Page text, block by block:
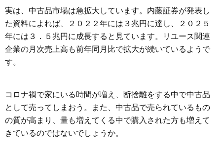
実は、中古品市場は急拡大しています。内藤証券が発表し
た資料によれば、２０２２年には３兆円に達し、２０２５
年には３．５兆円に成長すると見ています。リユース関連
企業の月次売上高も前年同月比で拡大が続いているようで
す。
コロナ禍で家にいる時間が増え、断捨離をする中で中古品
として売ってしまおう。また、中古品で売られているもの
の質が高まり、量も増えてくる中で購入された方も増えて
きているのではないでしょうか。